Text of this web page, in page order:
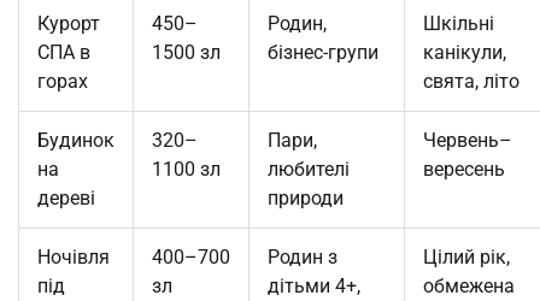
Курорт
СПА в
горах
450–
1500 зл
Родин,
бізнес-групи
Шкільні
канікули,
свята, літо
Будинок
на
дереві
320–
1100 зл
Пари,
любителі
природи
Червень–
вересень
Ночівля
під
400–700
зл
Родин з
дітьми 4+,
Цілий рік,
обмежена